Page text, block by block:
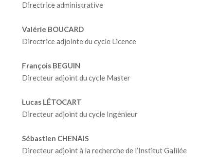
Directrice administrative
Valérie BOUCARD
Directrice adjointe du cycle Licence
François BEGUIN
Directeur adjoint du cycle Master
Lucas LÉTOCART
Directeur adjoint du cycle Ingénieur
Sébastien CHENAIS
Directeur adjoint à la recherche de l’Institut Galilée